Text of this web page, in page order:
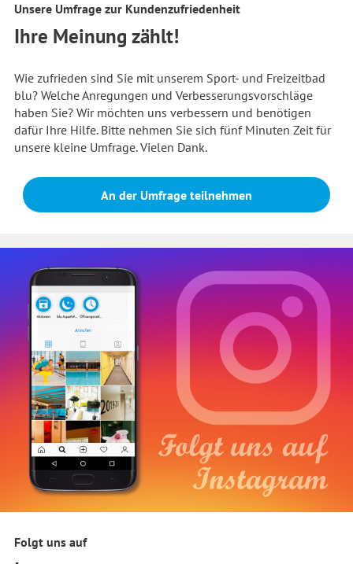
Unsere Umfrage zur Kundenzufriedenheit
Ihre Meinung zählt!
Wie zufrieden sind Sie mit unserem Sport- und Freizeitbad
blu? Welche Anregungen und Verbesserungsvorschläge
haben Sie? Wir möchten uns verbessern und benötigen
dafür Ihre Hilfe. Bitte nehmen Sie sich fünf Minuten Zeit für
unsere kleine Umfrage. Vielen Dank.
An der Umfrage teilnehmen
Folgt uns auf